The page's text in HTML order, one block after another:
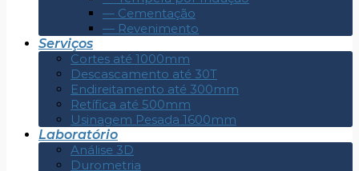
— Cementação
— Revenimento
Serviços
Cortes até 1000mm
Descascamento até 30T
Endireitamento até 300mm
Retífica até 500mm
Usinagem Pesada 1600mm
Laboratório
Análise 3D
Durometria